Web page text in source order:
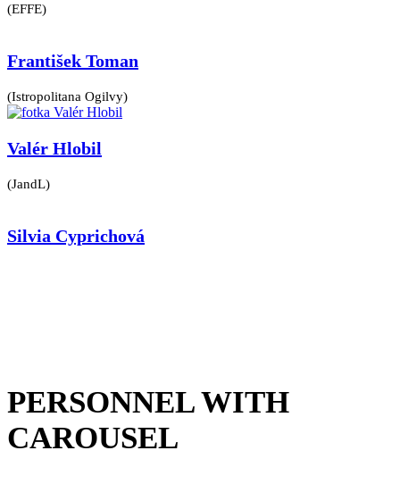
(EFFE)
František Toman
(Istropolitana Ogilvy)
Valér Hlobil
(JandL)
Silvia Cyprichová
PERSONNEL WITH
CAROUSEL